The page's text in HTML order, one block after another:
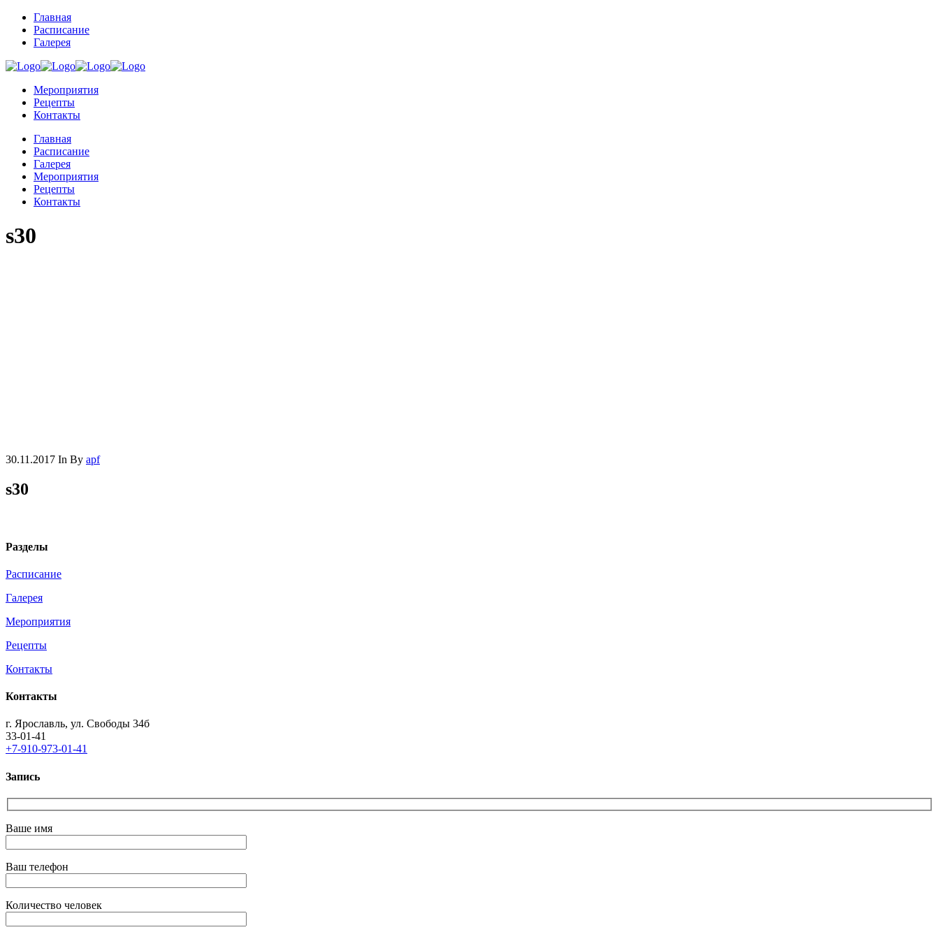
Главная
Расписание
Галерея
Мероприятия
Рецепты
Контакты
Главная
Расписание
Галерея
Мероприятия
Рецепты
Контакты
s30
30.11.2017 In By apf
s30
Разделы
Расписание
Галерея
Мероприятия
Рецепты
Контакты
Контакты
г. Ярославль, ул. Свободы 34б
33-01-41
+7-910-973-01-41
Запись
Ваше имя
Ваш телефон
Количество человек